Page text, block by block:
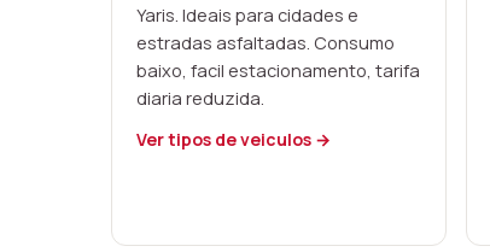
Yaris. Ideais para cidades e
estradas asfaltadas. Consumo
baixo, facil estacionamento, tarifa
diaria reduzida.
Ver tipos de veiculos →